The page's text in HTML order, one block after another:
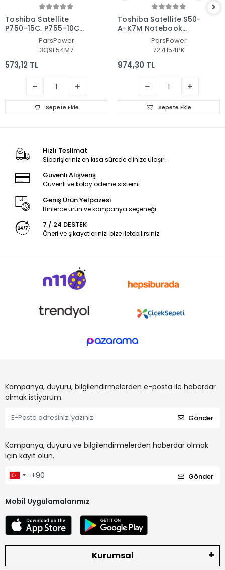
Toshiba Satellite
P750-15C, P755-10C
Menteşe SetiParsPower
3Q9F54M7
573,12 TL
Sepete Ekle
Toshiba Satellite S50-
A-K7M Notebook
Uyumlu Menteşe
ParsPower
727H54PK
974,30 TL
Sepete Ekle
Hızlı Teslimat
Siparişleriniz en kısa sürede elinize ulaşır.
Güvenli Alışveriş
Güvenli ve kolay ödeme sistemi
Geniş Ürün Yelpazesi
Binlerce ürün ve kampanya seçeneği
7 / 24 DESTEK
Öneri ve şikayetlerinizi bize iletebilirsiniz.
Kampanya, duyuru, bilgilendirmelerden e-posta ile haberdar
olmak istiyorum.
Gönder
Kampanya, duyuru ve bilgilendirmelerden haberdar olmak
için kayıt olun.
Gönder
Mobil Uygulamalarımız
Kurumsal